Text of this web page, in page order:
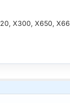
X300, X650,